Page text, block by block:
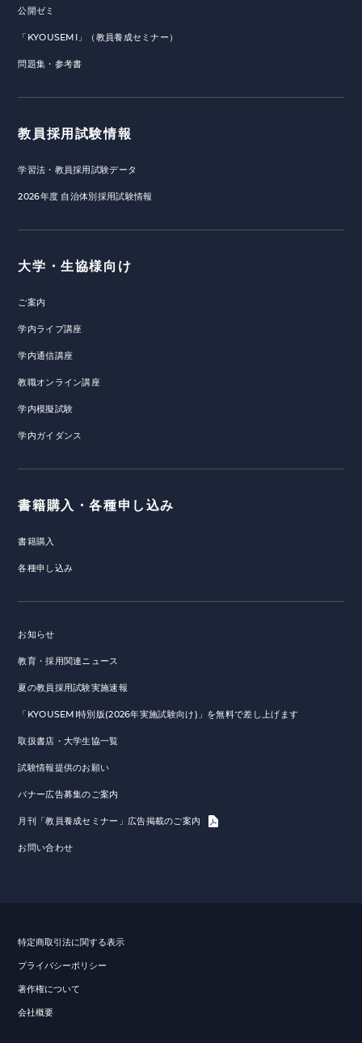
公開ゼミ
「KYOUSEMI」（教員養成セミナー）
問題集・参考書
教員採用試験情報
学習法・教員採用試験データ
2026年度 自治体別採用試験情報
大学・生協様向け
ご案内
学内ライブ講座
学内通信講座
教職オンライン講座
学内模擬試験
学内ガイダンス
書籍購入・各種申し込み
書籍購入
各種申し込み
お知らせ
教育・採用関連ニュース
夏の教員採用試験実施速報
「KYOUSEMI特別版(2026年実施試験向け)」を無料で差し上げます
取扱書店・大学生協一覧
試験情報提供のお願い
バナー広告募集のご案内
月刊「教員養成セミナー」広告掲載のご案内
お問い合わせ
特定商取引法に関する表示
プライバシーポリシー
著作権について
会社概要